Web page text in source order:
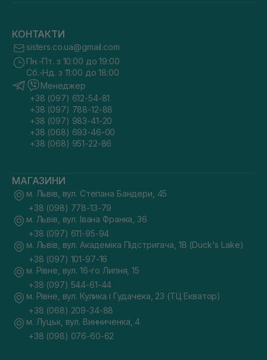
КОНТАКТИ
sisters.co.ua@gmail.com
Пн.-Пт. з 10:00 до 19:00
Сб.-Нд. з 11:00 до 18:00
Менеджер
+38 (097) 612-54-81
+38 (097) 788-12-88
+38 (097) 983-41-20
+38 (068) 693-46-00
+38 (068) 951-22-86
МАГАЗИНИ
м. Львів, вул. Степана Бандери, 45
+38 (098) 778-13-79
м. Львів, вул. Івана Франка, 36
+38 (097) 611-95-94
м. Львів, вул. Академіка Підстригача, 1В (Duck's Lake)
+38 (097) 101-97-16
м. Рівне, вул. 16-го Липня, 15
+38 (097) 544-61-44
м. Рівне, вул. Кулика і Гудачека, 23 (ТЦ Екватор)
+38 (068) 209-34-88
м. Луцьк, вул. Винниченка, 4
+38 (098) 076-60-62